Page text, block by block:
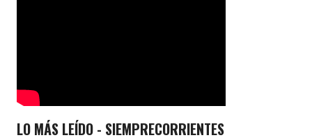
LO MÁS LEÍDO - SIEMPRECORRIENTES